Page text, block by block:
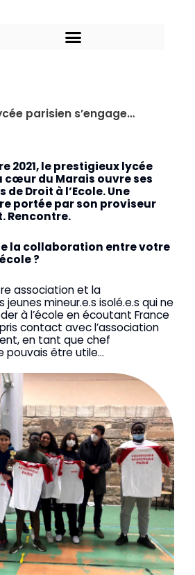
parisien s’engage…
2021, le prestigieux lycée
cœur du Marais ouvre ses
Droit à l’Ecole. Une
portée par son proviseur
Rencontre.
la collaboration entre votre
?
association et la
mineur.e.s isolé.e.s qui ne
à l’école en écoutant France
contact avec l’association
en tant que chef
pouvais être utile…